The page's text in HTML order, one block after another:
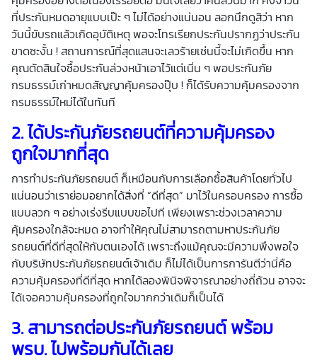
ที่ประกันหมดอายุแบบเป๊ะ ๆ ไม่ได้อย่างแน่นอน ลอกนึกดูสิว่า หาก
วันนี้ขับรถแล้วเกิดอุบัติเหตุ พอจะโทรเรียกประกันปรากฏว่าประกัน
ขาดซะงั้น ! สถานการณ์ที่สุดแสนจะเลวร้ายเช่นนี้จะไม่เกิดขึ้น หาก
คุณตัดสินใจซื้อประกันล่วงหน้าเอาไว้แต่เนิ่น ๆ พอประกันภัย
กรมธรรม์เก่าหมดสัญญาคุ้มครองปุ๊บ ! ก็ได้รับความคุ้มครองจาก
กรมธรรม์ใหม่ได้ในทันที
2.ได้ประกันภัยรถยนต์ที่ความคุ้มครอง
ถูกใจมากที่สุด
การทำประกันภัยรถยนต์ ก็เหมือนกับการเลือกซื้อสินค้าโดยทั่วไป
แน่นอนว่าเราย่อมอยากได้สิ่งที่ “ดีที่สุด” มาไว้ในครอบครอง การซื้อ
แบบลวก ๆ อย่างเร่งรีบแบบขอไปที เพียงเพราะช่วงเวลาความ
คุ้มครองใกล้จะหมด อาจทำให้คุณไม่สามารถตามหาประกันภัย
รถยนต์ที่ดีที่สุดให้กับตนเองได้ เพราะถึงแม้คุณจะมีความพึงพอใจ
กับบริษัทประกันภัยรถยนต์เจ้าเดิม ก็ไม่ได้เป็นการการันตีว่านี่คือ
ความคุ้มครองที่ดีที่สุด หากได้ลองพินิจพิจารณาอย่างถี่ถ้วน อาจจะ
ได้เจอความคุ้มครองที่ถูกใจมากกว่าเดิมก็เป็นได้
3.สามารถต่อประกันภัยรถยนต์ พร้อม
พรบ. ไปพร้อมกันได้เลย